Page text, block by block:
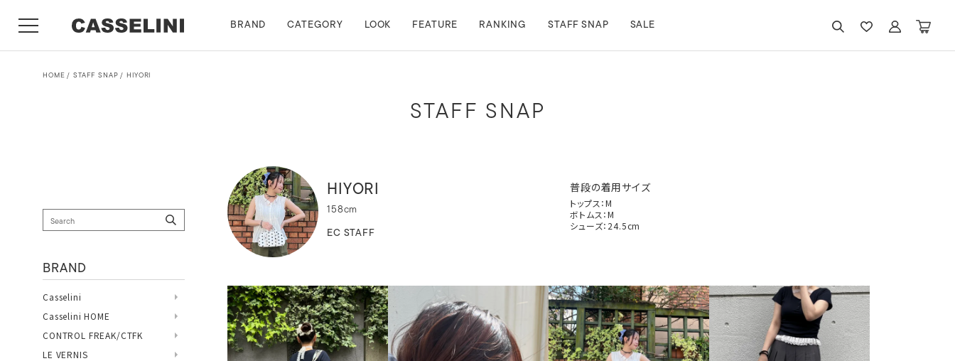
BRAND CATEGORY LOOK FEATURE RANKING STAFF SNAP SALE
HOME STAFF SNAP HIYORI
STAFF SNAP
HIYORI
158cm
EC STAFF
普段の着用サイズ
トップス：M
ボトムス：M
シューズ：24.5cm
BRAND
Casselini
Casselini HOME
CONTROL FREAK/CTFK
LE VERNIS